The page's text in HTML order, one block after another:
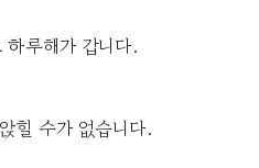
루해가 갑니다.
힐 수가 없습니다.